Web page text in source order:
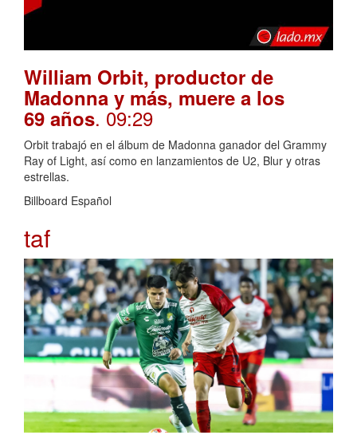
William Orbit, productor de
Madonna y más, muere a los
69 años. 09:29
Orbit trabajó en el álbum de Madonna ganador del Grammy
Ray of Light, así como en lanzamientos de U2, Blur y otras
estrellas.
Billboard Español
taf